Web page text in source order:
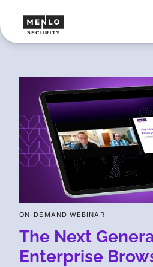
ON-DEMAND WEBINAR
The Next
Enterprise